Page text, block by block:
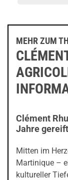
MEHR ZUM
Clément
Jahre
Mitten im
Martinique –
kultureller